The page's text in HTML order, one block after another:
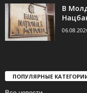
В
ПОПУЛЯРНЫЕ